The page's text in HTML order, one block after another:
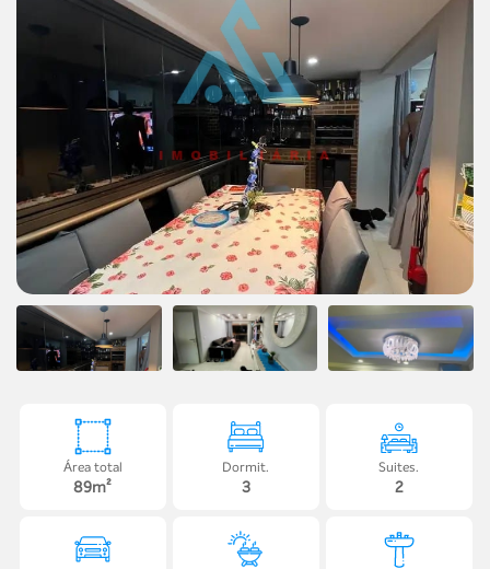
Área total
89m²
Dormit.
3
Suites.
2